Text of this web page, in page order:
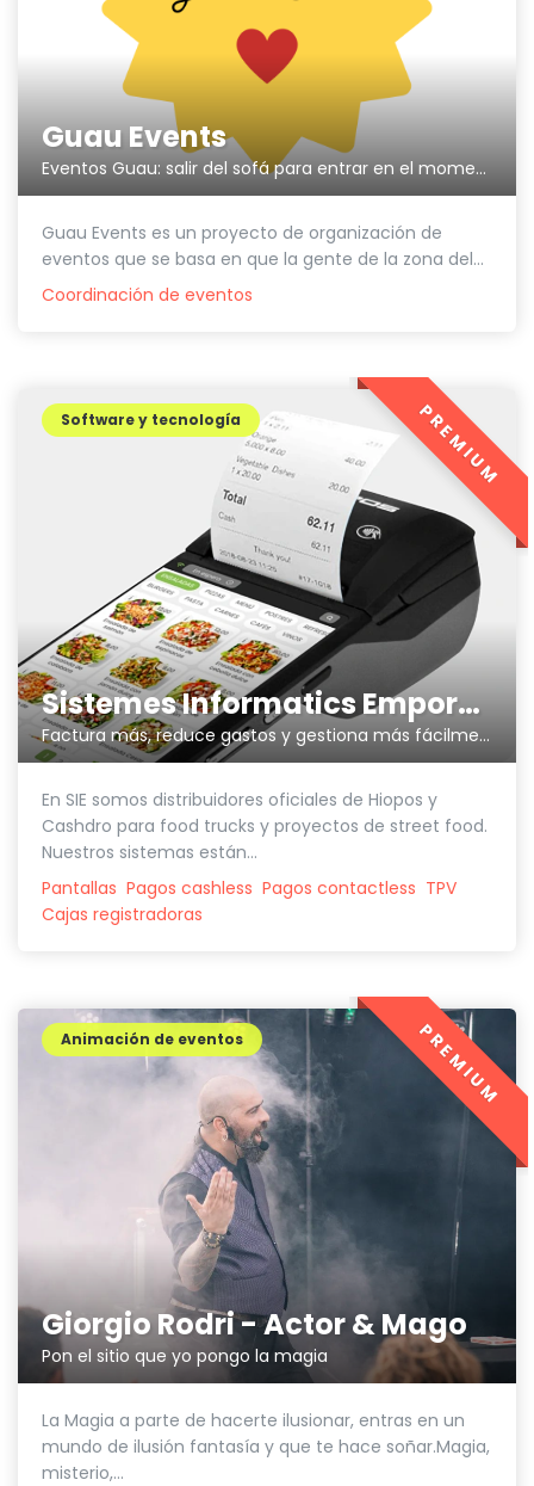
Guau Events
Eventos Guau: salir del sofá para entrar en el momento
Guau Events es un proyecto de organización de
eventos que se basa en que la gente de la zona del...
Coordinación de eventos
Sistemes Informatics Empordà SLL
Factura más, reduce gastos y gestiona más fácilmente tu negocio
Software y tecnología
En SIE somos distribuidores oficiales de Hiopos y
Cashdro para food trucks y proyectos de street food.
Nuestros sistemas están...
Pantallas Pagos cashless Pagos contactless TPV
Cajas registradoras
PREMIUM
Giorgio Rodri - Actor & Mago
Pon el sitio que yo pongo la magia
Animación de eventos
La Magia a parte de hacerte ilusionar, entras en un
mundo de ilusión fantasía y que te hace soñar.Magia,
misterio,...
PREMIUM